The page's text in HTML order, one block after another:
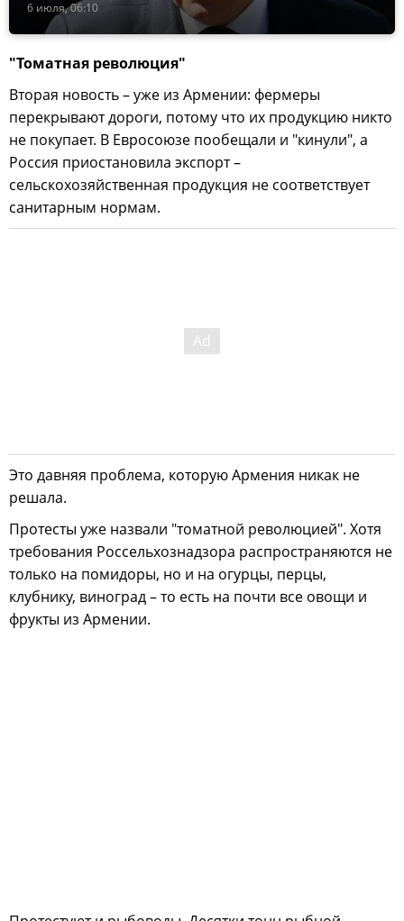
6 июля, 06:10
"Томатная революция"
Вторая новость – уже из Армении: фермеры
перекрывают дороги, потому что их продукцию никто
не покупает. В Евросоюзе пообещали и "кинули", а
Россия приостановила экспорт –
сельскохозяйственная продукция не соответствует
санитарным нормам.
Это давняя проблема, которую Армения никак не
решала.
Протесты уже назвали "томатной революцией". Хотя
требования Россельхознадзора распространяются не
только на помидоры, но и на огурцы, перцы,
клубнику, виноград – то есть на почти все овощи и
фрукты из Армении.